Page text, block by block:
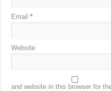
Email*
Website
and website in this browser for